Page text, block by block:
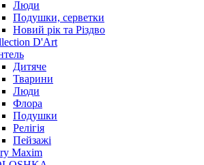
Люди
Подушки, серветки
Новий рік та Різдво
D'Art
Дитяче
Тварини
Люди
Флора
Подушки
Релігія
Пейзажі
Maxim